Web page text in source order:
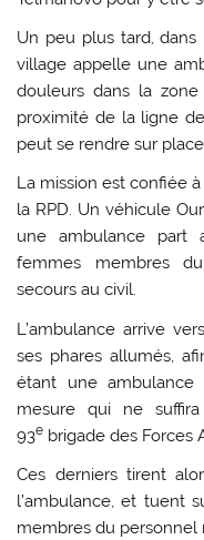
Un peu plus tard,
village appelle une
douleurs dans la
proximité de la ligne
peut se rendre sur
La mission est confiée
la RPD. Un véhicule
une ambulance part
femmes membres
secours au civil.
L’ambulance arrive
ses phares allumés,
étant une
mesure qui ne
93e brigade des Forces
Ces derniers tirent
l’ambulance, et tuent
membres du personnel